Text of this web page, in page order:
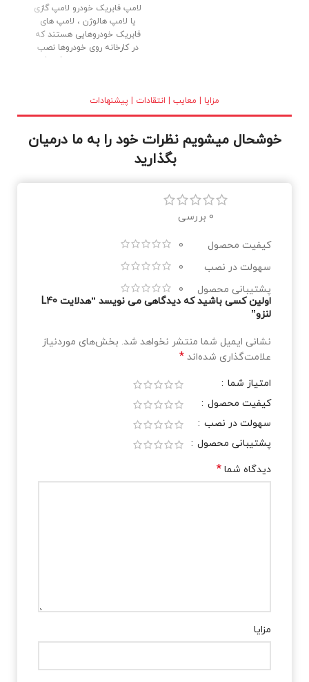
لامپ فابریک خودرو لامپ گازی
یا لامپ هالوژن ، لامپ های
فابریک خودروهایی هستند که
در کارخانه روی خودروها نصب
می شوند. لامپ های فابریک
بازار عرضه شده اند. نور خوب و
طول عمر بالا از دلایل استقبال
مزایا | معایب | انتقادات | پیشنهادات
خوشحال میشویم نظرات خود را به ما درمیان
بگذارید
0 بررسی
کیفیت محصول
0
سهولت در نصب
0
پشتیبانی محصول
0
اولین کسی باشید که دیدگاهی می نویسد “هدلایت L40
لنزو”
نشانی ایمیل شما منتشر نخواهد شد. بخش‌های موردنیاز
علامت‌گذاری شده‌اند *
امتیاز شما
کیفیت محصول
سهولت در نصب
پشتیبانی محصول
دیدگاه شما *
مزایا